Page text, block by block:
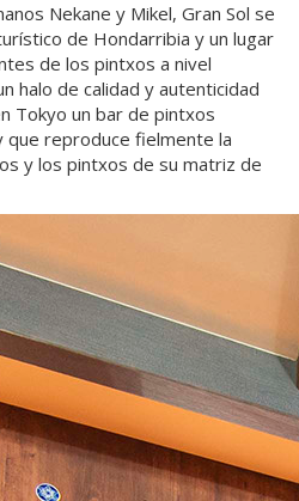
Nekane y Mikel, Gran Sol se
de Hondarribia y un lugar
de los pintxos a nivel
halo de calidad y autenticidad
Tokyo un bar de pintxos
que reproduce fielmente la
y los pintxos de su matriz de